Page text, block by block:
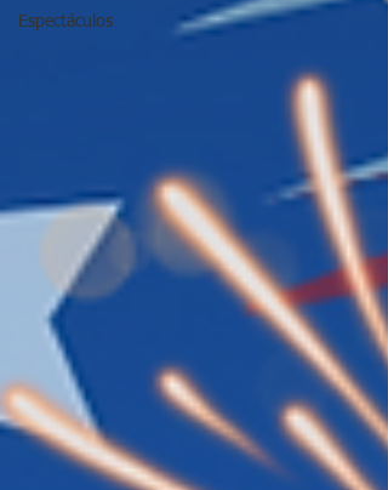
Espectáculos